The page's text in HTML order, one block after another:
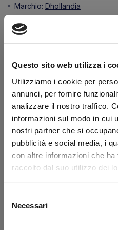
Questo sito web utilizza i
Utilizziamo i cookie per
annunci, per fornire
analizzare il nostro traffico.
informazioni sul modo in cui
nostri partner che si
pubblicità e social media, i
con altre informazioni che
raccolto dal suo utilizzo dei
delNecessari
Marchio: Dhollandia
Transazione sicura
Diametro 1 (mm)
35.0
Lunghezza (mm)
560